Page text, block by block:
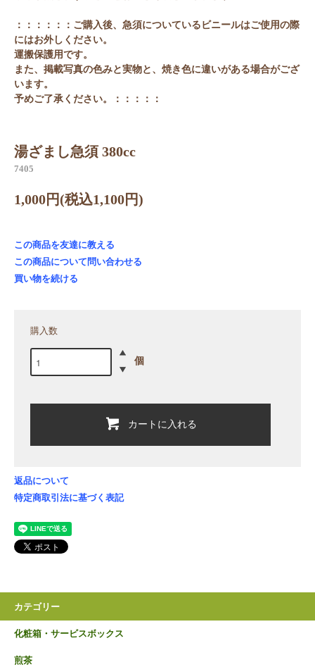
：：：：：：ご購入後、急須についているビニールはご使用の際
にはお外しください。
運搬保護用です。
また、掲載写真の色みと実物と、焼き色に違いがある場合がござ
います。
予めご了承ください。：：：：：
湯ざまし急須 380cc
7405
1,000円(税込1,100円)
この商品を友達に教える
この商品について問い合わせる
買い物を続ける
購入数
個
カートに入れる
返品について
特定商取引法に基づく表記
カテゴリー
化粧箱・サービスボックス
煎茶